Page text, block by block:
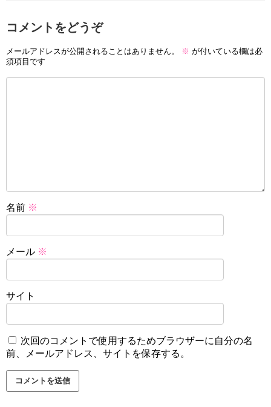
コメントをどうぞ
メールアドレスが公開されることはありません。 ※ が付いている欄は必
須項目です
名前 ※
メール ※
サイト
次回のコメントで使用するためブラウザーに自分の名
前、メールアドレス、サイトを保存する。